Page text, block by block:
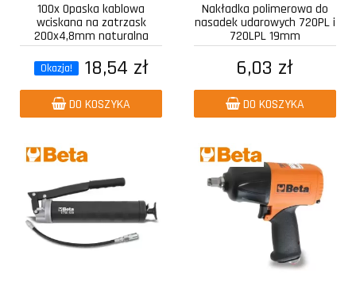
100x Opaska kablowa
wciskana na zatrzask
200x4,8mm naturalna
Okazja! 18,54 zł
DO KOSZYKA
Nakładka polimerowa do
nasadek udarowych 720PL i
720LPL 19mm
6,03 zł
DO KOSZYKA